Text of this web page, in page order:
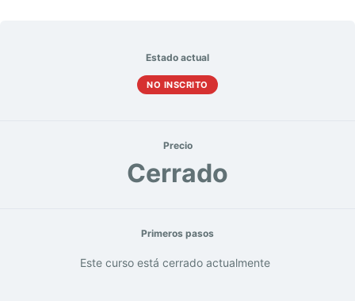
Estado actual
NO INSCRITO
Precio
Cerrado
Primeros pasos
Este curso está cerrado actualmente